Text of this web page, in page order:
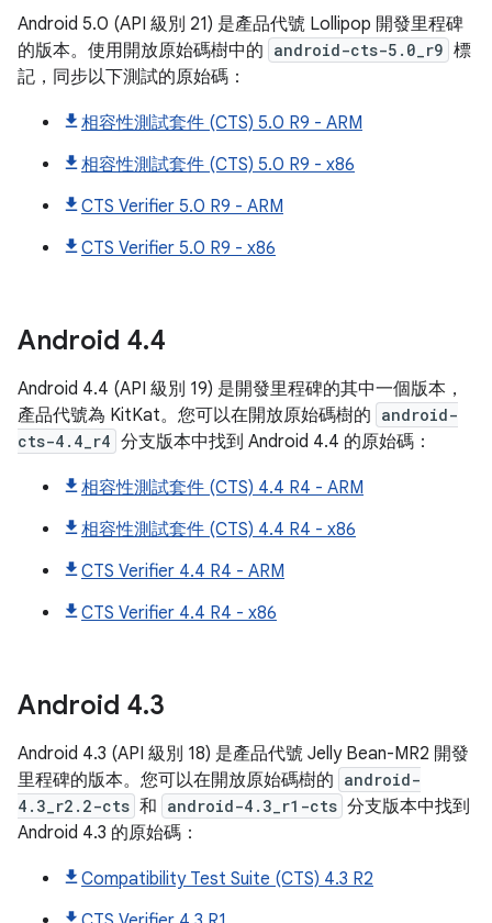
Android 5.0 (API 級別 21) 是產品代號 Lollipop 開發里程碑
的版本。使用開放原始碼樹中的 android-cts-5.0_r9 標
記，同步以下測試的原始碼：
相容性測試套件 (CTS) 5.0 R9 - ARM
相容性測試套件 (CTS) 5.0 R9 - x86
CTS Verifier 5.0 R9 - ARM
CTS Verifier 5.0 R9 - x86
Android 4.4
Android 4.4 (API 級別 19) 是開發里程碑的其中一個版本，
產品代號為 KitKat。您可以在開放原始碼樹的 android-
cts-4.4_r4 分支版本中找到 Android 4.4 的原始碼：
相容性測試套件 (CTS) 4.4 R4 - ARM
相容性測試套件 (CTS) 4.4 R4 - x86
CTS Verifier 4.4 R4 - ARM
CTS Verifier 4.4 R4 - x86
Android 4.3
Android 4.3 (API 級別 18) 是產品代號 Jelly Bean-MR2 開發
里程碑的版本。您可以在開放原始碼樹的 android-
4.3_r2.2-cts 和 android-4.3_r1-cts 分支版本中找到
Android 4.3 的原始碼：
Compatibility Test Suite (CTS) 4.3 R2